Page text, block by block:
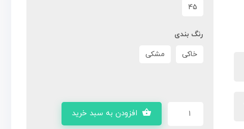
45
رنگ بندی
خاکی مشکی
افزودن به سبد خرید